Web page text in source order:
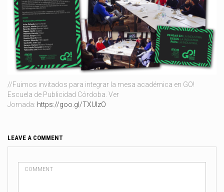
//Fuimos invitados para integrar la mesa académica en GO!
Escuela de Publicidad Córdoba. Ver
Jornada: https://goo.gl/TXUIzO
LEAVE A COMMENT